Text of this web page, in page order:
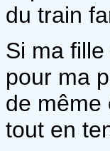
du train
Si ma
pour ma
de même
tout en